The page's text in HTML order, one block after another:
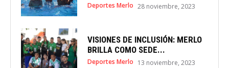
Deportes Merlo 28 noviembre, 2023
VISIONES DE INCLUSIÓN: MERLO
BRILLA COMO SEDE...
Deportes Merlo 13 noviembre, 2023